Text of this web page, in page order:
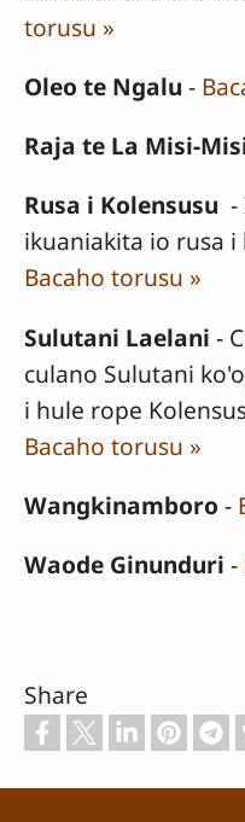
torusu »
Oleo te Ngalu -
Raja te La Misi-
Rusa i Kolensusu -
ikuaniakita io rusa
Bacaho torusu »
Sulutani Laelani -
culano Sulutani
i hule rope
Bacaho torusu »
Wangkinamboro -
Waode Ginunduri -
Share